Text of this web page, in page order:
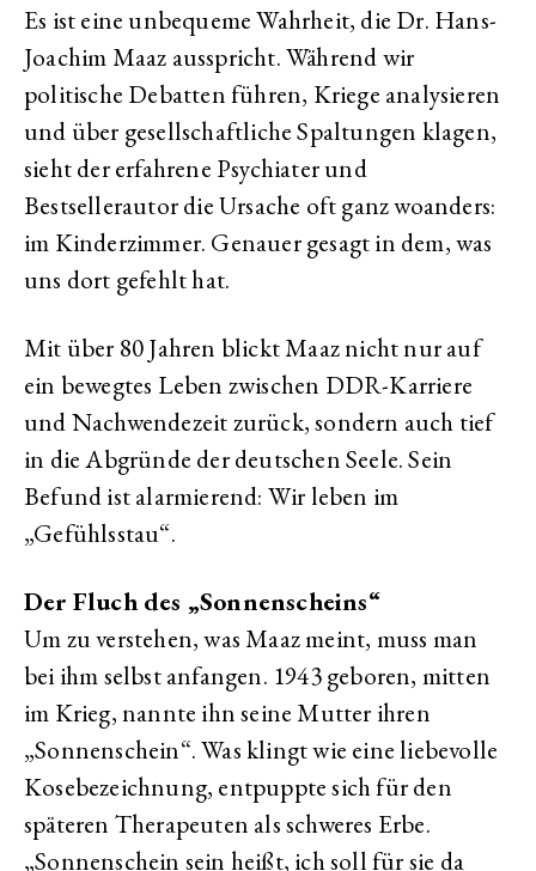
Es ist eine unbequeme Wahrheit, die Dr. Hans-
Joachim Maaz ausspricht. Während wir
politische Debatten führen, Kriege analysieren
und über gesellschaftliche Spaltungen klagen,
sieht der erfahrene Psychiater und
Bestsellerautor die Ursache oft ganz woanders:
im Kinderzimmer. Genauer gesagt in dem, was
uns dort gefehlt hat.
Mit über 80 Jahren blickt Maaz nicht nur auf
ein bewegtes Leben zwischen DDR-Karriere
und Nachwendezeit zurück, sondern auch tief
in die Abgründe der deutschen Seele. Sein
Befund ist alarmierend: Wir leben im
„Gefühlsstau“.
Der Fluch des „Sonnenscheins“
Um zu verstehen, was Maaz meint, muss man
bei ihm selbst anfangen. 1943 geboren, mitten
im Krieg, nannte ihn seine Mutter ihren
„Sonnenschein“. Was klingt wie eine liebevolle
Kosebezeichnung, entpuppte sich für den
späteren Therapeuten als schweres Erbe.
„Sonnenschein sein heißt, ich soll für sie da